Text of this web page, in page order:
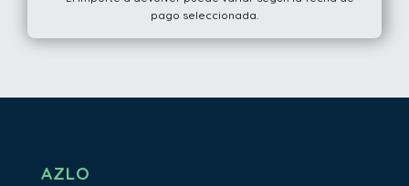
pago seleccionada.
AZLO